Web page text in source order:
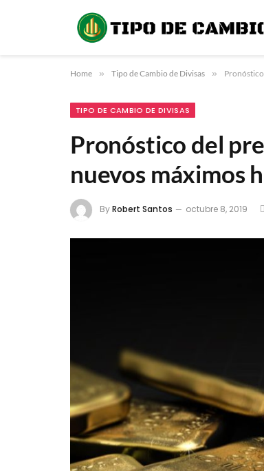
Home » Tipo de Cambio de Divisas »
TIPO DE CAMBIO DE DIVISAS
Pronóstico del
nuevos máximos
ByRobert Santos octubre 8, 2019